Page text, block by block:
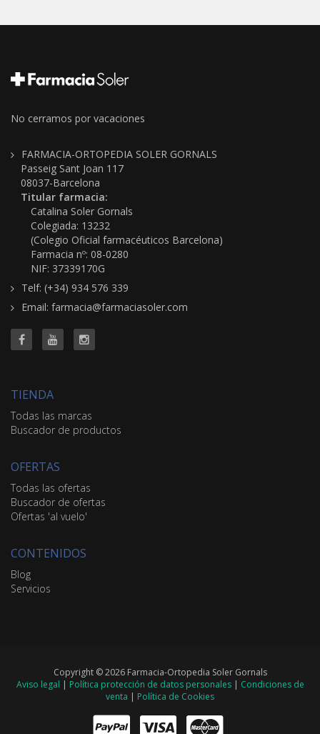
No cerramos por vacaciones
FARMACIA-ORTOPEDIA SOLER GORNALS
Passeig Sant Joan 117
08037-Barcelona
Titular farmacia:
Catalina Soler Gornals
Colegiada: 13232
(Colegio Oficial farmacéuticos Barcelona)
Farmacia nº: 08-0280
NIF: 37339170G
Telf: (+34) 934 576 339
Email: farmacia@farmaciasoler.com
TIENDA
Todas las marcas
Buscador de productos
OFERTAS
Todas las ofertas
Buscador de ofertas
Ofertas 'al vuelo'
CONTENIDOS
Blog
Servicios
Copyright © 2026 Farmacia-Ortopedia Soler Gornals
Aviso legal | Política protección de datos personales| Condiciones de
venta | Política de Cookies